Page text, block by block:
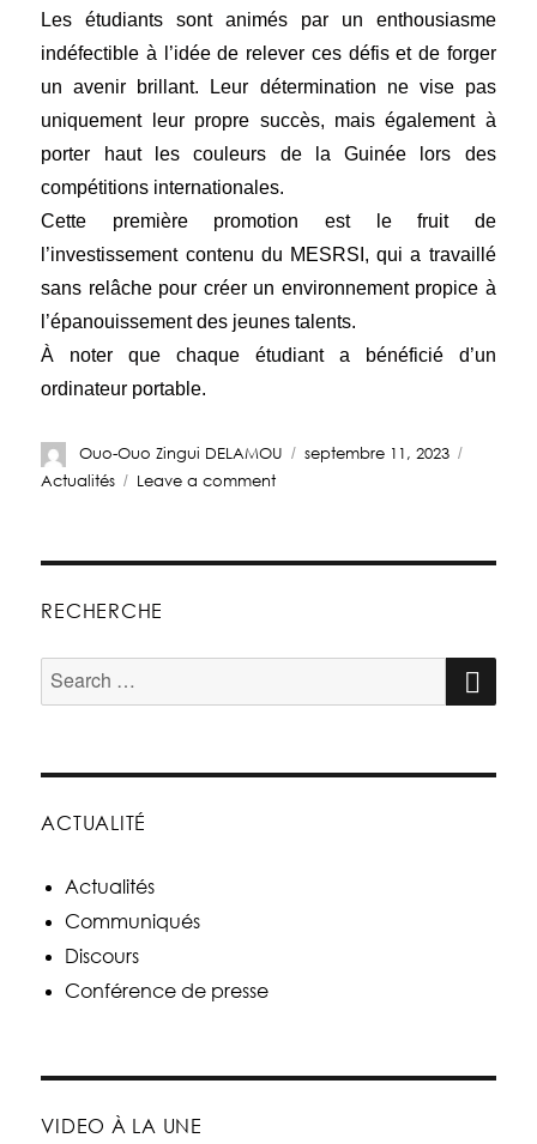
Les étudiants sont animés par un enthousiasme
indéfectible à l’idée de relever ces défis et de forger
un avenir brillant. Leur détermination ne vise pas
uniquement leur propre succès, mais également à
porter haut les couleurs de la Guinée lors des
compétitions internationales.
Cette première promotion est le fruit de
l’investissement contenu du MESRSI, qui a travaillé
sans relâche pour créer un environnement propice à
l’épanouissement des jeunes talents.
À noter que chaque étudiant a bénéficié d’un
ordinateur portable.
Ouo-Ouo Zingui DELAMOU
septembre 11, 2023
Actualités
Leave a comment
RECHERCHE
ACTUALITÉ
Actualités
Communiqués
Discours
Conférence de presse
VIDEO À LA UNE